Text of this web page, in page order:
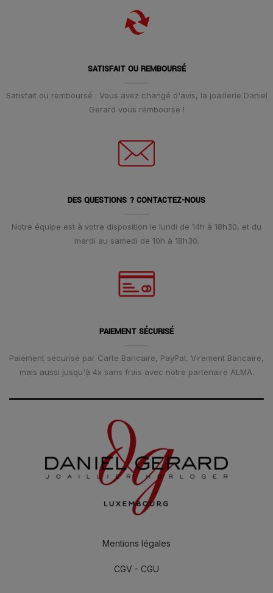
SATISFAIT OU REMBOURSÉ
Satisfait ou remboursé : Vous avez changé d'avis, la joaillerie Daniel
Gerard vous rembourse !
DES QUESTIONS ? CONTACTEZ-NOUS
Notre équipe est à votre disposition le lundi de 14h à 18h30, et du
mardi au samedi de 10h à 18h30.
PAIEMENT SÉCURISÉ
Paiement sécurisé par Carte Bancaire, PayPal, Virement Bancaire,
mais aussi jusqu'à 4x sans frais avec notre partenaire ALMA.
Mentions légales
CGV - CGU